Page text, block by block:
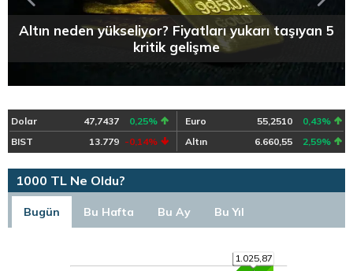
Altın neden yükseliyor? Fiyatları yukarı taşıyan 5
kritik gelişme
Dolar 47,7437 0,25% Euro 55,2510
0,43%
BIST
13.779 -0,14% Altın 6.660,55 2,59%
1000 TL Ne Oldu?
Bugün Bu Hafta Bu Ay Bu Yıl
1.025,87